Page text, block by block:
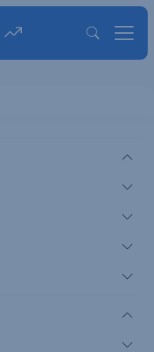
a Ford,
egy teljes évben